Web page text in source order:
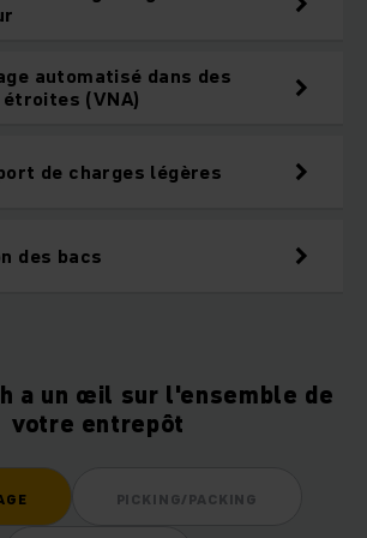
automatisé dans des
(VNA)
de charges légères
des bacs
a un œil sur l'ensemble de
votre entrepôt
PICKING/PACKING